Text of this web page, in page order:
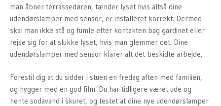
man åbner terrassedøren, tænder lyset hvis altså dine
udendørslamper med sensor, er installeret korrekt. Dermed
skal man ikke stå og fumle efter kontakten bag gardinet eller
rejse sig for at slukke lyset, hvis man glemmer det. Dine
udendørslamper med sensor klarer alt det beskidte arbejde.
Forestil dig at du sidder i stuen en fredag aften med familien,
og hygger med en god film. Du har tidligere været ude og
hente sodavand i skuret, og testet at dine nye udendørslamper